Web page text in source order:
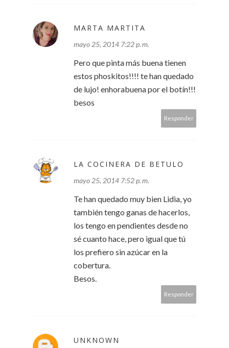
MARTA MARTITA
mayo 25, 2014 7:22 p. m.
Pero que pinta más buena tienen
estos phoskitos!!!! te han quedado
de lujo! enhorabuena por el botín!!!
besos
Responder
LA COCINERA DE BETULO
mayo 25, 2014 7:52 p. m.
Te han quedado muy bien Lidia, yo
también tengo ganas de hacerlos,
los tengo en pendientes desde no
sé cuanto hace, pero igual que tú
los prefiero sin azúcar en la
cobertura.
Besos.
Responder
UNKNOWN